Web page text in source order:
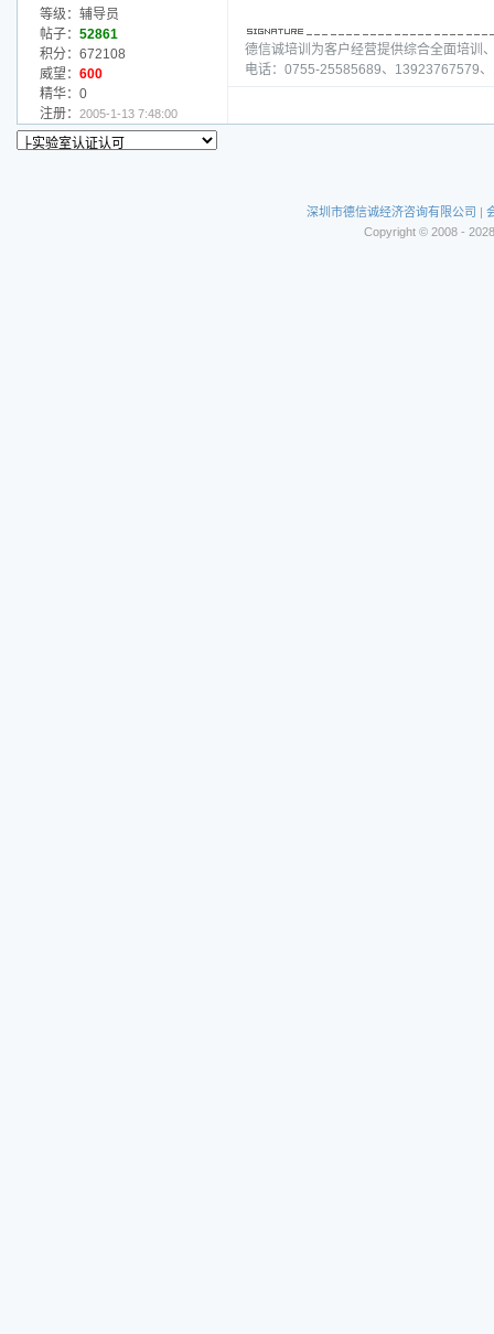
等级：辅导员
帖子： 52861
积分：672108
威望： 600
精华：0
注册： 2005-1-13 7:48:00
德信诚培训为客户经营提供综合全面培训
电话：0755-25585689、13923767579
深圳市德信诚经济咨询有限公司 |
Copyright © 2008 -